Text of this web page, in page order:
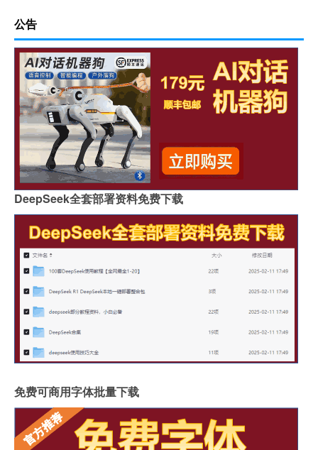
公告
DeepSeek全套部署资料免费下载
免费可商用字体批量下载